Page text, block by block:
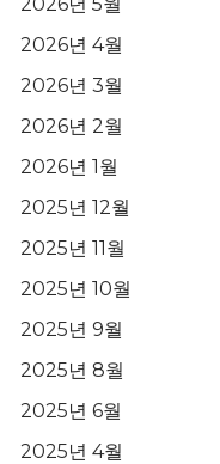
2026년 4월
2026년 3월
2026년 2월
2026년 1월
2025년 12월
2025년 11월
2025년 10월
2025년 9월
2025년 8월
2025년 6월
2025년 4월